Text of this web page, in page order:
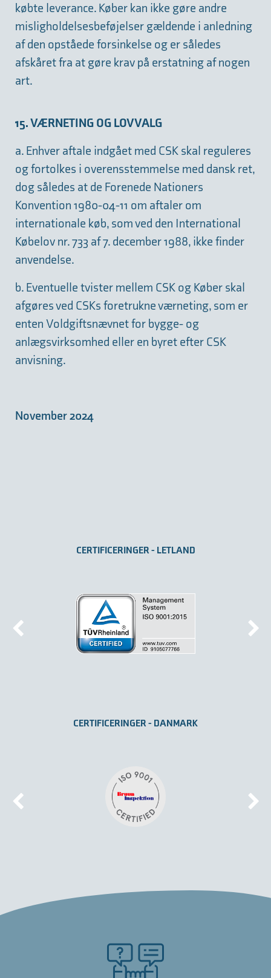
købte leverance. Køber kan ikke gøre andre
misligholdelsesbeføjelser gældende i anledning
af den opståede forsinkelse og er således
afskåret fra at gøre krav på erstatning af nogen
art.
15. VÆRNETING OG LOVVALG
a. Enhver aftale indgået med CSK skal reguleres
og fortolkes i overensstemmelse med dansk ret,
dog således at de Forenede Nationers
Konvention 1980-04-11 om aftaler om
internationale køb, som ved den International
Købelov nr. 733 af 7. december 1988, ikke finder
anvendelse.
b. Eventuelle tvister mellem CSK og Køber skal
afgøres ved CSKs foretrukne værneting, som er
enten Voldgiftsnævnet for bygge- og
anlægsvirksomhed eller en byret efter CSK
anvisning.
November 2024
CERTIFICERINGER - LETLAND
CERTIFICERINGER - DANMARK